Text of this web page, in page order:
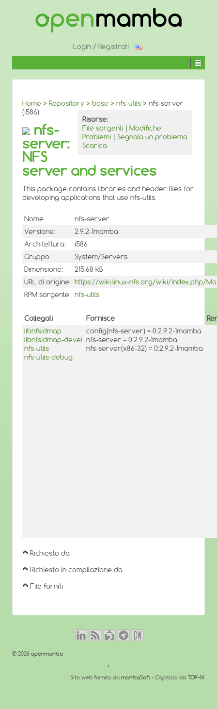
CONTENUTO
Login / Registrati
Home > Repository > base > nfs-utils > nfs-server
(i586)
Risorse:
File sorgenti | Modifiche
Problemi | Segnala un problema
Scarica
nfs-
server:
NFS
server and services
This package contains libraries and header files for
developing applications that use nfs-utils.
Nome:
nfs-server
Versione:
2.9.2-1mamba
Architettura:
i586
Gruppo:
System/Servers
Dimensione:
215.68 kB
URL di origine: https://wiki.linux-nfs.org/wiki/index.php/
RPM sorgente: nfs-utils
Collegati Fornisce
libnfsidmap
libnfsidmap-devel
nfs-utils
nfs-utils-debug
config(nfs-server) = 0:2.9.2-1mamba
nfs-server = 0:2.9.2-1mamba
nfs-server(x86-32) = 0:2.9.2-1mamba
Richiesto da
Richiesto in compilazione da
File forniti
© 2026 openmamba
↑
Sito web fornito da mambaSoft - Ospitato da TOP-IX